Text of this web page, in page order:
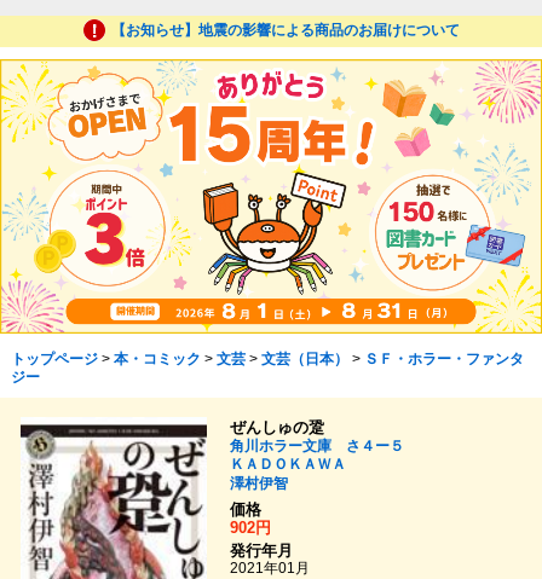
【お知らせ】地震の影響による商品のお届けについて
トップページ> 本・コミック > 文芸> 文芸（日本） > ＳＦ・ホラー・ファンタ
ジー
ぜんしゅの跫
角川ホラー文庫 さ４ー５
ＫＡＤＯＫＡＷＡ
澤村伊智
価格
902円
発行年月
2021年01月